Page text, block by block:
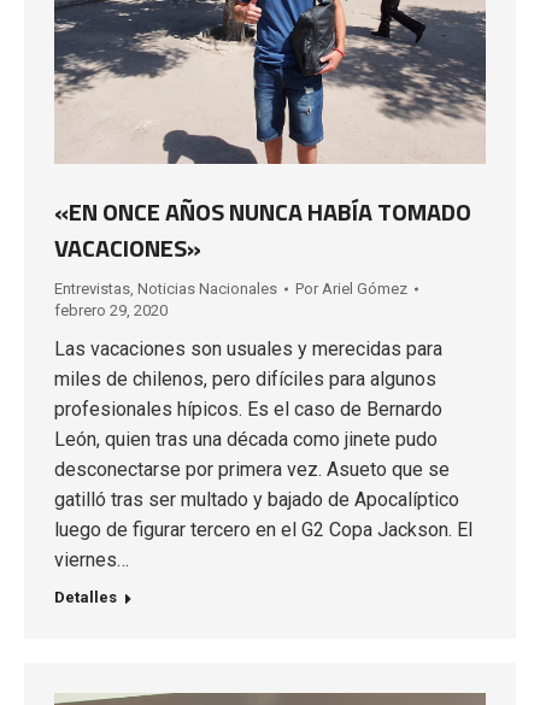
«EN ONCE AÑOS NUNCA HABÍA TOMADO
VACACIONES»
Entrevistas, Noticias Nacionales Por Ariel Gómez
febrero 29, 2020
Las vacaciones son usuales y merecidas para
miles de chilenos, pero difíciles para algunos
profesionales hípicos. Es el caso de Bernardo
León, quien tras una década como jinete pudo
desconectarse por primera vez. Asueto que se
gatilló tras ser multado y bajado de Apocalíptico
luego de figurar tercero en el G2 Copa Jackson. El
viernes…
Detalles